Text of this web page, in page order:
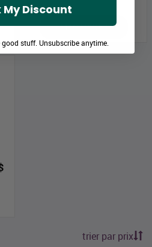
MAGASINEZ
trier par prix
My Discount
stuff. Unsubscribe anytime.